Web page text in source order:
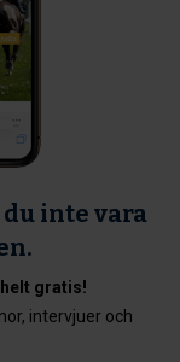
inte vara
helt gratis!
intervjuer och